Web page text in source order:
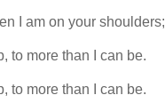
I am on your shoulders;
to more than I can be.
to more than I can be.